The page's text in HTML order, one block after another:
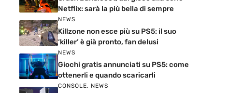
Netflix: sarà la più bella di sempre
NEWS
Killzone non esce più su PS5: il suo
‘killer’ è già pronto, fan delusi
NEWS
Giochi gratis annunciati su PS5: come
ottenerli e quando scaricarli
CONSOLE, NEWS